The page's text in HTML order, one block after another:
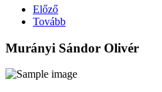
Előző
Tovább
Murányi Sándor Olivér